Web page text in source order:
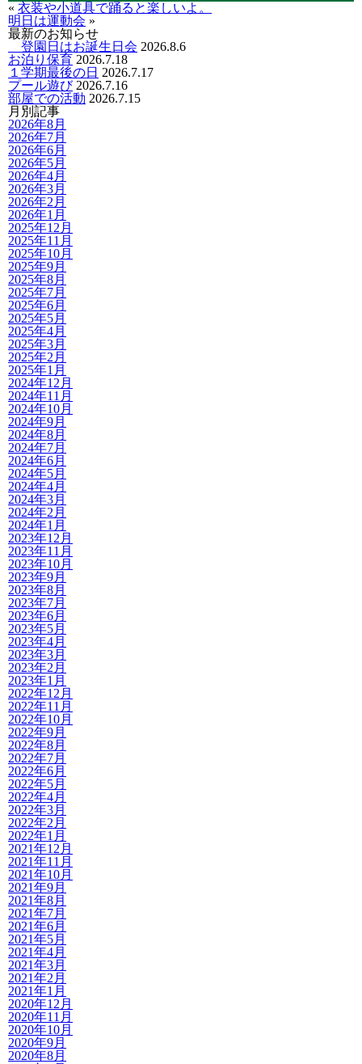
« 衣装や小道具で踊ると楽しいよ。
明日は運動会 »
最新のお知らせ
登園日はお誕生日会 2026.8.6
お泊り保育 2026.7.18
１学期最後の日 2026.7.17
プール遊び 2026.7.16
部屋での活動 2026.7.15
月別記事
2026年8月
2026年7月
2026年6月
2026年5月
2026年4月
2026年3月
2026年2月
2026年1月
2025年12月
2025年11月
2025年10月
2025年9月
2025年8月
2025年7月
2025年6月
2025年5月
2025年4月
2025年3月
2025年2月
2025年1月
2024年12月
2024年11月
2024年10月
2024年9月
2024年8月
2024年7月
2024年6月
2024年5月
2024年4月
2024年3月
2024年2月
2024年1月
2023年12月
2023年11月
2023年10月
2023年9月
2023年8月
2023年7月
2023年6月
2023年5月
2023年4月
2023年3月
2023年2月
2023年1月
2022年12月
2022年11月
2022年10月
2022年9月
2022年8月
2022年7月
2022年6月
2022年5月
2022年4月
2022年3月
2022年2月
2022年1月
2021年12月
2021年11月
2021年10月
2021年9月
2021年8月
2021年7月
2021年6月
2021年5月
2021年4月
2021年3月
2021年2月
2021年1月
2020年12月
2020年11月
2020年10月
2020年9月
2020年8月